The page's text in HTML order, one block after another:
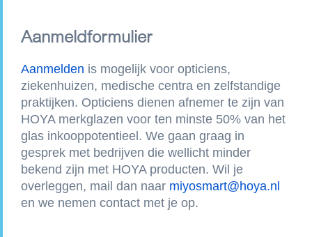
Aanmeldformulier
Aanmelden is mogelijk voor opticiens,
ziekenhuizen, medische centra en zelfstandige
praktijken. Opticiens dienen afnemer te zijn van
HOYA merkglazen voor ten minste 50% van het
glas inkooppotentieel. We gaan graag in
gesprek met bedrijven die wellicht minder
bekend zijn met HOYA producten. Wil je
overleggen, mail dan naar miyosmart@hoya.nl
en we nemen contact met je op.